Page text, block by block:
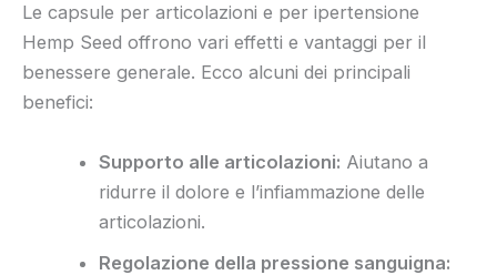
Le capsule per articolazioni e per ipertensione
Hemp Seed offrono vari effetti e vantaggi per il
benessere generale. Ecco alcuni dei principali
benefici:
Supporto alle articolazioni: Aiutano a
ridurre il dolore e l’infiammazione delle
articolazioni.
Regolazione della pressione sanguigna: